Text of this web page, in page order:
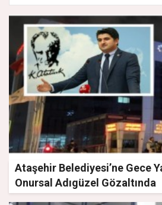
Ataşehir Belediyesi’ne Gece
Onursal Adıgüzel Gözaltında